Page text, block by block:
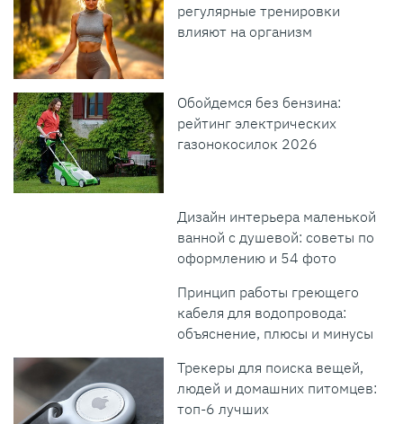
регулярные тренировки
влияют на организм
Обойдемся без бензина:
рейтинг электрических
газонокосилок 2026
Дизайн интерьера маленькой
ванной с душевой: советы по
оформлению и 54 фото
Принцип работы греющего
кабеля для водопровода:
объяснение, плюсы и минусы
Трекеры для поиска вещей,
людей и домашних питомцев:
топ-6 лучших